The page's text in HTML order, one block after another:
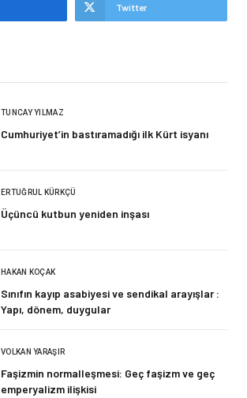
Twitter
TUNCAY YILMAZ
Cumhuriyet’in bastıramadığı ilk Kürt isyanı
ERTUĞRUL KÜRKÇÜ
Üçüncü kutbun yeniden inşası
HAKAN KOÇAK
Sınıfın kayıp asabiyesi ve sendikal arayışlar :
Yapı, dönem, duygular
VOLKAN YARAŞIR
Faşizmin normalleşmesi: Geç faşizm ve geç
emperyalizm ilişkisi